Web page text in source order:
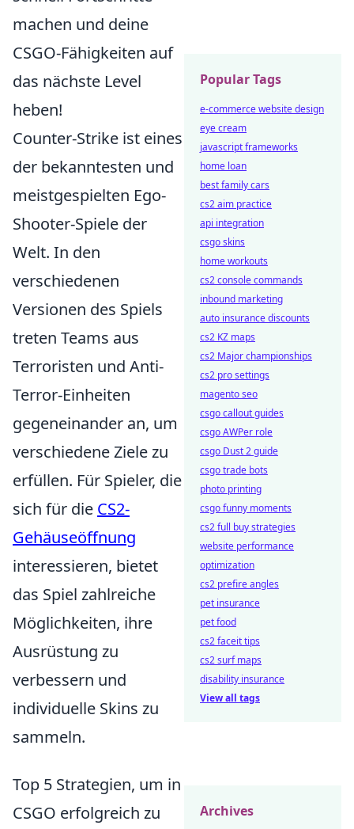
machen und deine
CSGO-Fähigkeiten auf
das nächste Level
heben!
Counter-Strike ist eines
der bekanntesten und
meistgespielten Ego-
Shooter-Spiele der
Welt. In den
verschiedenen
Versionen des Spiels
treten Teams aus
Terroristen und Anti-
Terror-Einheiten
gegeneinander an, um
verschiedene Ziele zu
erfüllen. Für Spieler, die
sich für die CS2-
Gehäuseöffnung
interessieren, bietet
das Spiel zahlreiche
Möglichkeiten, ihre
Ausrüstung zu
verbessern und
individuelle Skins zu
sammeln.
Top 5 Strategien, um in
CSGO erfolgreich zu
Popular Tags
e-commerce website design
eye cream
javascript frameworks
home loan
best family cars
cs2 aim practice
api integration
csgo skins
home workouts
cs2 console commands
inbound marketing
auto insurance discounts
cs2 KZ maps
cs2 Major championships
cs2 pro settings
magento seo
csgo callout guides
csgo AWPer role
csgo Dust 2 guide
csgo trade bots
photo printing
csgo funny moments
cs2 full buy strategies
website performance
optimization
cs2 prefire angles
pet insurance
pet food
cs2 faceit tips
cs2 surf maps
disability insurance
View all tags
Archives